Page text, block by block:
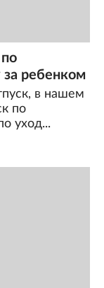
ребенком
в нашем
по
уход...